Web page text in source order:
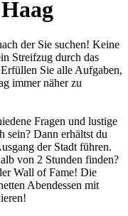
der Sie suchen! Keine
Streifzug durch das
Sie alle Aufgaben,
immer näher zu
Fragen und lustige
sein? Dann erhältst du
der Stadt führen.
von 2 Stunden finden?
Wall of Fame! Die
Abendessen mit